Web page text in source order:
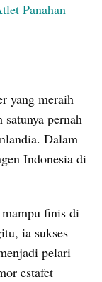
Panahan
yang meraih
satunya pernah
Dalam
Indonesia di
mampu finis di
ia sukses
pelari
estafet